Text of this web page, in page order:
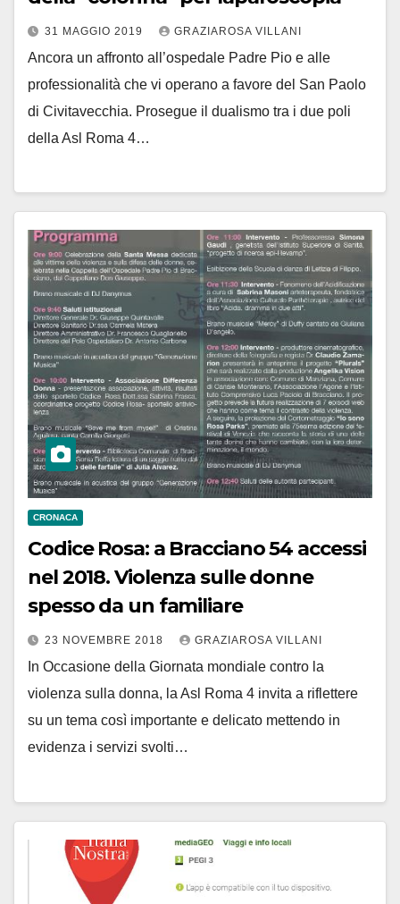
31 MAGGIO 2019 GRAZIAROSA VILLANI
Ancora un affronto all’ospedale Padre Pio e alle
professionalità che vi operano a favore del San Paolo
di Civitavecchia. Prosegue il dualismo tra i due poli
della Asl Roma 4…
CRONACA
Codice Rosa: a Bracciano 54 accessi
nel 2018. Violenza sulle donne
spesso da un familiare
23 NOVEMBRE 2018 GRAZIAROSA VILLANI
In Occasione della Giornata mondiale contro la
violenza sulla donna, la Asl Roma 4 invita a riflettere
su un tema così importante e delicato mettendo in
evidenza i servizi svolti…